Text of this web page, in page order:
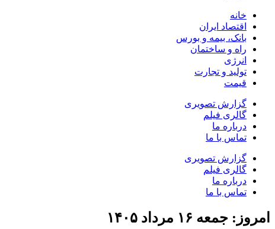
خانه
اقتصاد ایران
بانک، بیمه و بورس
راه و ساختمان
انرژی
تولید و تجارت
قیمت
گزارش تصویری
گالری فیلم
درباره ما
تماس با ما
گزارش تصویری
گالری فیلم
درباره ما
تماس با ما
امروز: جمعه ۱۶ مرداد ۱۴۰۵